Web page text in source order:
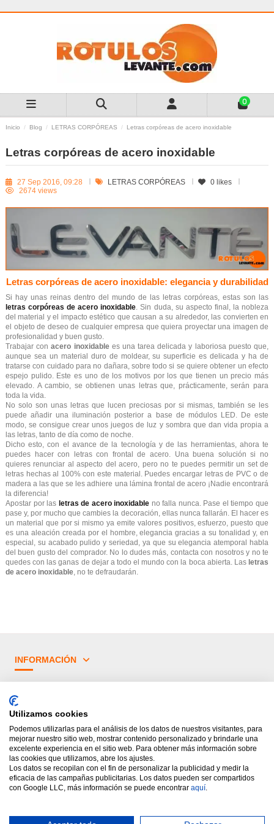
0
Inicio Blog LETRAS CORPÓREAS Letras corpóreas de acero inoxidable
Letras corpóreas de acero inoxidable
27 Sep 2016, 09:28 LETRAS CORPÓREAS 0 likes
2674 views
Letras corpóreas de acero inoxidable: elegancia y durabilidad
Si hay unas reinas dentro del mundo de las letras corpóreas, estas son las
letras corpóreas de acero inoxidable . Sin duda, su aspecto final, la nobleza
del material y el impacto estético que causan a su alrededor, las convierten en
el objeto de deseo de cualquier empresa que quiera proyectar una imagen de
profesionalidad y buen gusto.
Trabajar conacero inoxidablees una tarea delicada y laboriosa puesto que,
aunque sea un material duro de moldear, su superficie es delicada y ha de
tratarse con cuidado para no dañara, sobre todo si se quiere obtener un efecto
espejo pulido. Este es uno de los motivos por los que tienen un precio más
elevado. A cambio, se obtienen unas letras que, prácticamente, serán para
toda la vida.
No solo son unas letras que lucen preciosas por si mismas, también se les
puede añadir una iluminación posterior a base de módulos LED. De este
modo, se consigue crear unos juegos de luz y sombra que dan vida propia a
las letras, tanto de día como de noche.
Dicho esto, con el avance de la tecnología y de las herramientas, ahora te
puedes hacer con letras con frontal de acero. Una buena solución si no
quieres renunciar al aspecto del acero, pero no te puedes permitir un set de
letras hechas al 100% con este material. Puedes encargar letras de PVC o de
madera a las que se les adhiere una lámina frontal de acero ¡Nadie encontrará
la diferencia!
Apostar por las letras de acero inoxidable no falla nunca. Pase el tiempo que
pase y, por mucho que cambies la decoración, ellas nunca fallarán. El hacer es
un material que por si mismo ya emite valores positivos, esfuerzo, puesto que
es una aleación creada por el hombre, elegancia gracias a su tonalidad y, en
especial, su acabado pulido y seriedad, ya que su elegancia atemporal habla
del buen gusto del comprador. No lo dudes más, contacta con nosotros y no te
quedes con las ganas de dejar a todo el mundo con la boca abierta. Lasletras
de acero inoxidable , no te defraudarán.
INFORMACIÓN
PRINCIPALES CATEGORÍAS
Utilizamos cookies
Podemos utilizarlas para el análisis de los datos de nuestros visitantes, para
mejorar nuestro sitio web, mostrar contenido personalizado y brindarle una
excelente experiencia en el sitio web. Para obtener más información sobre
las cookies que utilizamos, abre los ajustes.
Los datos se recopilan con el fin de personalizar la publicidad y medir la
eficacia de las campañas publicitarias. Los datos pueden ser compartidos
con Google LLC, más información se puede encontrar aquí.